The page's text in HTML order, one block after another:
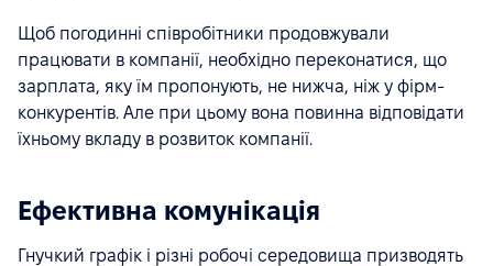
Щоб погодинні співробітники продовжували
працювати в компанії, необхідно переконатися, що
зарплата, яку їм пропонують, не нижча, ніж у фірм-
конкурентів. Але при цьому вона повинна відповідати
їхньому вкладу в розвиток компанії.
Ефективна комунікація
Гнучкий графік і різні робочі середовища призводять